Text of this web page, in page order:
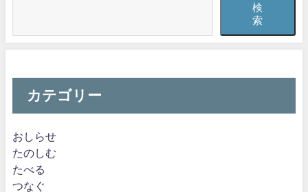
検
索
カテゴリー
おしらせ
たのしむ
たべる
つなぐ